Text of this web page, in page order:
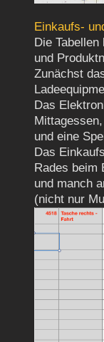
Einkaufs-
Die
und
Zunächst
Das
und eine
Das
Rades beim
und manch
(nicht nur